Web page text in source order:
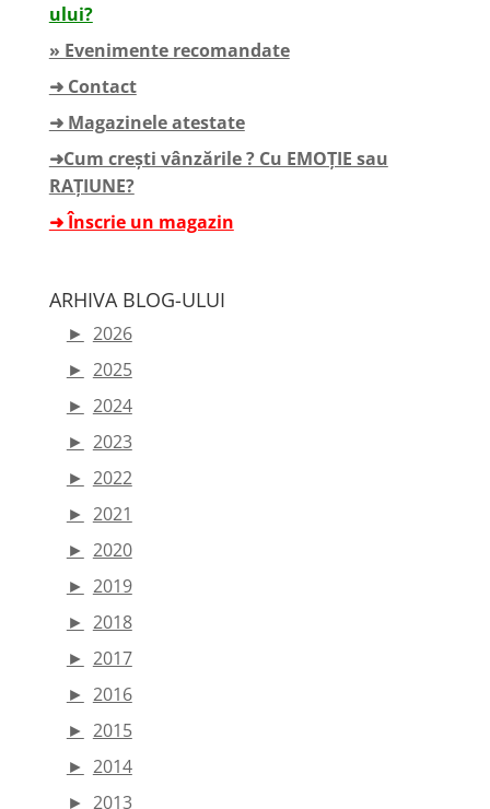
ului?
» Evenimente recomandate
➜ Contact
➜ Magazinele atestate
➜Cum crești vânzările ? Cu EMOȚIE sau
RAȚIUNE?
➜ Înscrie un magazin
ARHIVA BLOG-ULUI
► 2026
► 2025
► 2024
► 2023
► 2022
► 2021
► 2020
► 2019
► 2018
► 2017
► 2016
► 2015
► 2014
► 2013